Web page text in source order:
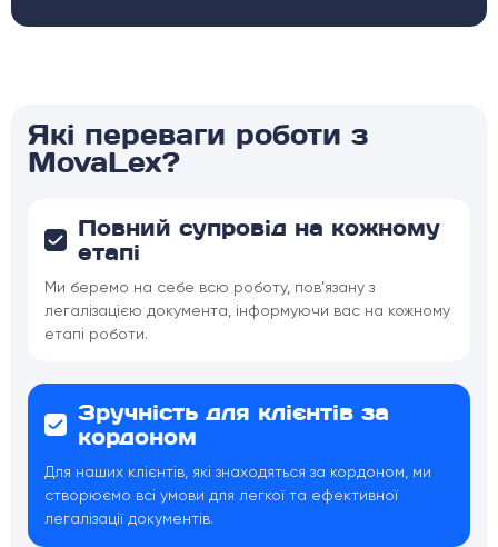
Які переваги роботи з
MovaLex?
Повний супровід на кожному
етапі
Ми беремо на себе всю роботу, пов’язану з
легалізацією документа, інформуючи вас на кожному
етапі роботи.
Зручність для клієнтів за
кордоном
Для наших клієнтів, які знаходяться за кордоном, ми
створюємо всі умови для легкої та ефективної
легалізації документів.